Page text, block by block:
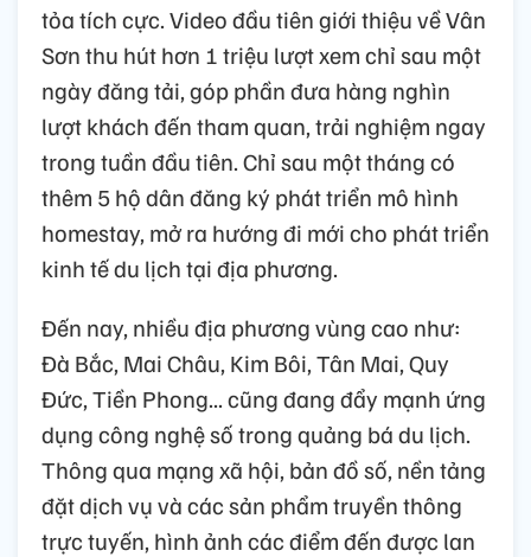
tỏa tích cực. Video đầu tiên giới thiệu về Vân
Sơn thu hút hơn 1 triệu lượt xem chỉ sau một
ngày đăng tải, góp phần đưa hàng nghìn
lượt khách đến tham quan, trải nghiệm ngay
trong tuần đầu tiên. Chỉ sau một tháng có
thêm 5 hộ dân đăng ký phát triển mô hình
homestay, mở ra hướng đi mới cho phát triển
kinh tế du lịch tại địa phương.
Đến nay, nhiều địa phương vùng cao như:
Đà Bắc, Mai Châu, Kim Bôi, Tân Mai, Quy
Đức, Tiền Phong... cũng đang đẩy mạnh ứng
dụng công nghệ số trong quảng bá du lịch.
Thông qua mạng xã hội, bản đồ số, nền tảng
đặt dịch vụ và các sản phẩm truyền thông
trực tuyến, hình ảnh các điểm đến được lan